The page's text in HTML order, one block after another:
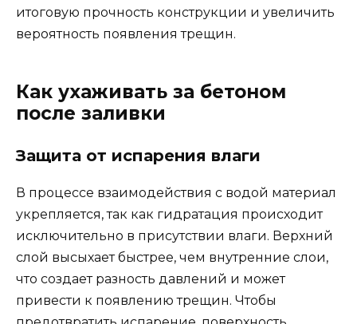
итоговую прочность конструкции и увеличить
вероятность появления трещин.
Как ухаживать за бетоном
после заливки
Защита от испарения влаги
В процессе взаимодействия с водой материал
укрепляется, так как гидратация происходит
исключительно в присутствии влаги. Верхний
слой высыхает быстрее, чем внутренние слои,
что создает разность давлений и может
привести к появлению трещин. Чтобы